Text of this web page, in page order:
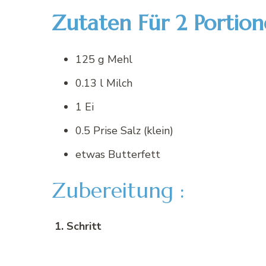
Zutaten Für 2
125 g Mehl
0.13 l Milch
1 Ei
0.5 Prise Salz (klein)
etwas Butterfett
Zubereitung :
1. Schritt